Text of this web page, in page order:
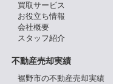
買取サービス
お役立ち情報
会社概要
スタッフ紹介
不動産売却実績
裾野市の不動産売却実績